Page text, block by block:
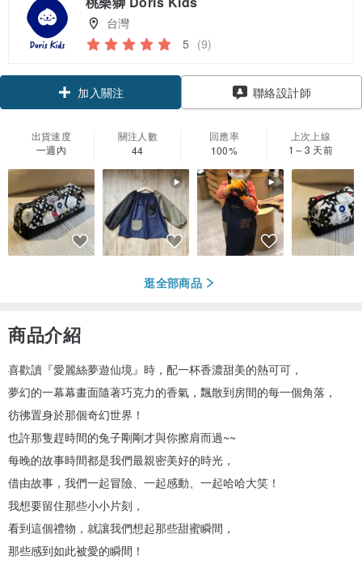
台灣
5 (9)
領優惠券
加入關注
聯絡設計師
出貨速度
一週內
關注人數
44
回應率
100%
上次上線
1～3 天前
逛全部商品
商品介紹
喜歡讀『愛麗絲夢遊仙境』時，配一杯香濃甜美的熱可可，
夢幻的一幕幕畫面隨著巧克力的香氣，飄散到房間的每一個角落，
彷彿置身於那個奇幻世界！
也許那隻趕時間的兔子剛剛才與你擦肩而過~~
每晚的故事時間都是我們最親密美好的時光，
借由故事，我們一起冒險、一起感動、一起哈哈大笑！
我想要留住那些小小片刻，
看到這個禮物，就讓我們想起那些甜蜜瞬間，
那些感到如此被愛的瞬間！